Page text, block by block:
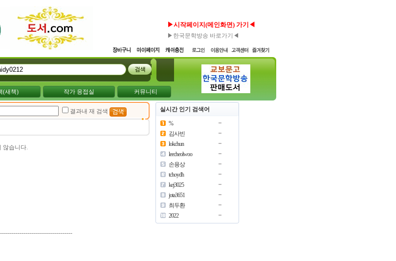
▶시작페이지(메인화면) 가기◀
▶한국문학방송 바로가기◀
(새책) 작가 응접실 커뮤니티
결과내 재 검색
않습니다.
실시간 인기 검색어
%
김사빈
lokchun
leecheolwoo
손용상
tchoydh
kej3025
jota3651
최두환
2022